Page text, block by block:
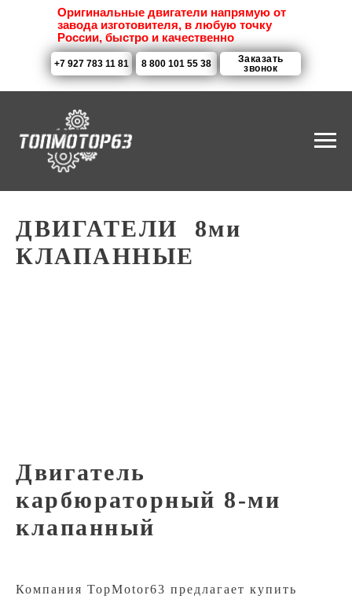
Оригинальные двигатели напрямую от
завода изготовителя, в любую точку
России, быстро и качественно
+7 927 783 11 81 8 800 101 55 38
Заказать
звонок
ДВИГАТЕЛИ 8ми
КЛАПАННЫЕ
Двигатель
карбюраторный 8-ми
клапанный
Компания TopMotor63 предлагает купить